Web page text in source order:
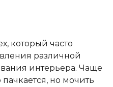
который часто
различной
интерьера. Чаще
но мочить